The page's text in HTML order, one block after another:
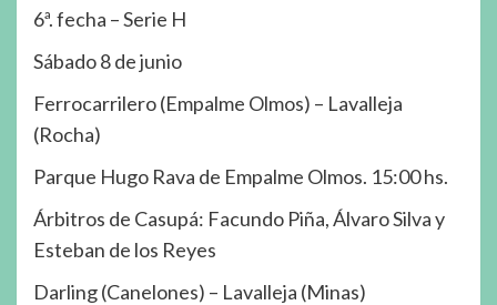
6ª. fecha – Serie H
Sábado 8 de junio
Ferrocarrilero (Empalme Olmos) – Lavalleja
(Rocha)
Parque Hugo Rava de Empalme Olmos. 15:00 hs.
Árbitros de Casupá: Facundo Piña, Álvaro Silva y
Esteban de los Reyes
Darling (Canelones) – Lavalleja (Minas)